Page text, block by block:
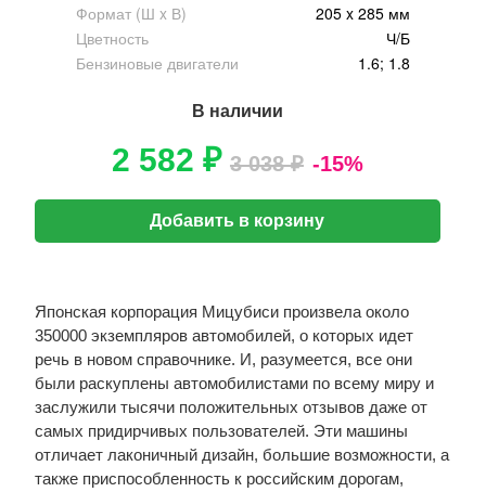
Формат (Ш x В)
205 x 285 мм
Цветность
Ч/Б
Бензиновые двигатели
1.6; 1.8
В наличии
2 582 ₽ 3 038 ₽ -15%
Добавить в корзину
Японская корпорация Мицубиси произвела около
350000 экземпляров автомобилей, о которых идет
речь в новом справочнике. И, разумеется, все они
были раскуплены автомобилистами по всему миру и
заслужили тысячи положительных отзывов даже от
самых придирчивых пользователей. Эти машины
отличает лаконичный дизайн, большие возможности, а
также приспособленность к российским дорогам,